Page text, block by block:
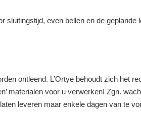
sluitingstijd, even bellen en de geplande
ontleend. L’Ortye behoudt zich het
materialen voor u verwerken! Zgn.
leveren maar enkele dagen van te